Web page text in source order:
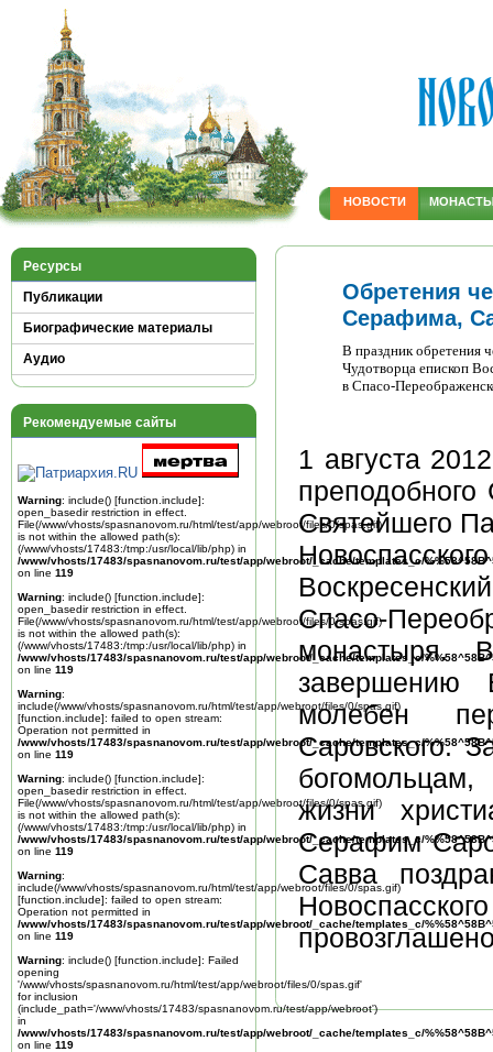
Обретения
Серафима,
В праздник обретения
Чудотворца епископ
в Спасо-
1 августа
Святейшего
Спасо-
монастыря.
завершению
молебен
Саровского.
жизни
Серафим
Савва
НОВОСТИ
Ресурсы
Публикации
Биографические материалы
Аудио
Рекомендуемые сайты
Warning: include() [function.include]:
open_basedir restriction in effect.
File(/www/vhosts/spasnanovom.ru/html/test/app/webroot/files/0/spas.gif)
is not within the allowed path(s):
(/www/vhosts/17483:/tmp:/usr/local/lib/php) in
/www/vhosts/17483/spasnanovom.ru/test/app/webroot/_cache/templates_c/
on line 119
Warning: include() [function.include]:
open_basedir restriction in effect.
File(/www/vhosts/spasnanovom.ru/html/test/app/webroot/files/0/spas.gif)
is not within the allowed path(s):
(/www/vhosts/17483:/tmp:/usr/local/lib/php) in
/www/vhosts/17483/spasnanovom.ru/test/app/webroot/_cache/templates_c/
on line 119
Warning:
include(/www/vhosts/spasnanovom.ru/html/test/app/webroot/files/0/spas.gif)
[function.include]: failed to open stream:
Operation not permitted in
/www/vhosts/17483/spasnanovom.ru/test/app/webroot/_cache/templates_c/
on line 119
Warning: include() [function.include]:
open_basedir restriction in effect.
File(/www/vhosts/spasnanovom.ru/html/test/app/webroot/files/0/spas.gif)
is not within the allowed path(s):
(/www/vhosts/17483:/tmp:/usr/local/lib/php) in
/www/vhosts/17483/spasnanovom.ru/test/app/webroot/_cache/templates_c/
on line 119
Warning:
include(/www/vhosts/spasnanovom.ru/html/test/app/webroot/files/0/spas.gif)
[function.include]: failed to open stream:
Operation not permitted in
/www/vhosts/17483/spasnanovom.ru/test/app/webroot/_cache/templates_c/
on line 119
Warning: include() [function.include]: Failed
opening
'/www/vhosts/spasnanovom.ru/html/test/app/webroot/files/0/spas.gif'
for inclusion
(include_path='/www/vhosts/17483/spasnanovom.ru/test/app/webroot')
in
/www/vhosts/17483/spasnanovom.ru/test/app/webroot/_cache/templates_c/
on line 119